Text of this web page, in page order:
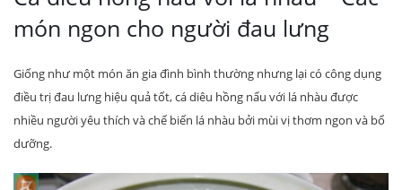
món ngon cho người đau lưng
Giống như một món ăn gia đình bình thường nhưng lại có công dụng
điều trị đau lưng hiệu quả tốt, cá diêu hồng nấu với lá nhàu được
nhiều người yêu thích và chế biến lá nhàu bởi mùi vị thơm ngon và bổ
dưỡng.